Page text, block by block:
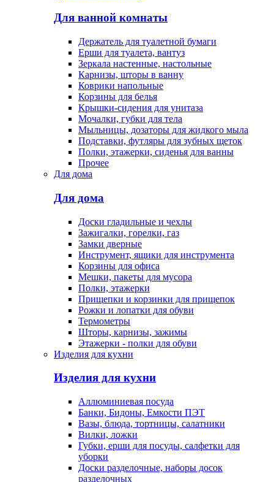
Для ванной комнаты
Держатель для туалетной бумаги
Ерши для туалета, вантуз
Зеркала настенные, настольные
Карнизы, шторы в ванну
Коврики напольные
Корзины для белья
Крышки-сидения для унитаза
Мочалки, губки для тела
Мыльницы, дозаторы для жидкого мыла
Подставки, футляры для зубных щеток
Полки, этажерки, сиденья для ванны
Прочее
Для дома
Для дома
Доски гладильные и чехлы
Зажигалки, горелки, газ
Замки дверные
Инструмент, ящики для инструмента
Корзины для офиса
Мешки, пакеты для мусора
Полки, этажерки
Прищепки и корзинки для прищепок
Рожки и лопатки для обуви
Термометры
Шторы, карнизы, зажимы
Этажерки - полки для обуви
Изделия для кухни
Изделия для кухни
Аллюминиевая посуда
Банки, Бидоны, Емкости ПЭТ
Вазы, блюда, тортницы, салатники
Вилки, ложки
Губки, ерши для посуды, салфетки для
уборки
Доски разделочные, наборы досок
разделочных